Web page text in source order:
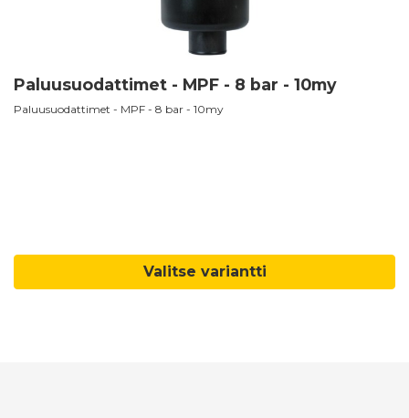
Paluusuodattimet - MPF - 8 bar - 10my
Paluusuodattimet - MPF - 8 bar - 10my
Valitse variantti